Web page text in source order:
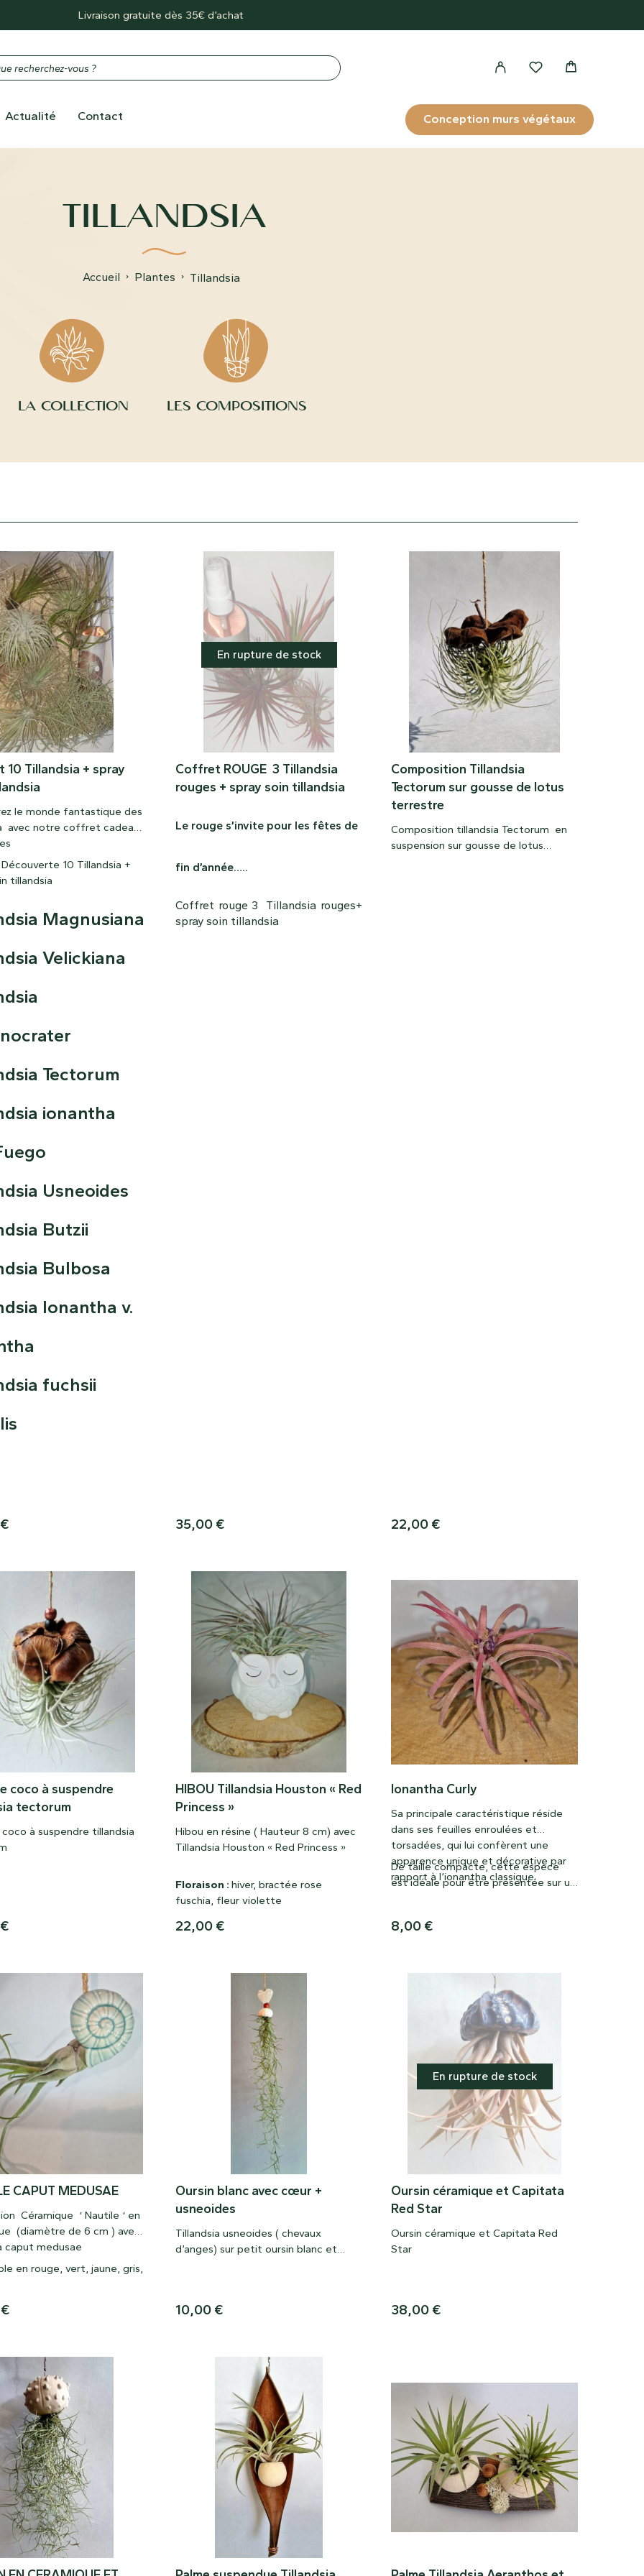
Livraison gratuite dès 35€ d’achat
Actualité Contact Conception murs végétaux
TILLANDSIA
Accueil Plantes Tillandsia
LA COLLECTION LES COMPOSITIONS
10 Tillandsia + spray
le monde fantastique des
avec notre coffret cadeau
10 Tillandsia +
tillandsia
Magnusiana
Velickiana
Tectorum
ionantha
Usneoides
Butzii
Bulbosa
Ionantha v.
fuchsii
€
En rupture de stock
Coffret ROUGE 3 Tillandsia
rouges + spray soin tillandsia
Le rouge s’invite pour les fêtes de
fin d’année…..
Coffret rouge 3 Tillandsia rouges+
spray soin tillandsia
35,00 €
Composition Tillandsia
Tectorum sur gousse de lotus
terrestre
Composition tillandsia Tectorum en
suspension sur gousse de lotus
22,00 €
coco à suspendre
tectorum
à suspendre tillandsia
€
HIBOU Tillandsia Houston « Red
Princess »
Hibou en résine ( Hauteur 8 cm) avec
Tillandsia Houston « Red Princess »
Floraison : hiver, bractée rose
fuschia, fleur violette
22,00 €
Ionantha Curly
Sa principale caractéristique réside
dans ses feuilles enroulées et
torsadées, qui lui confèrent une
apparence unique et décorative par
rapport à l’ionantha classique.
De taille compacte, cette espèce
est idéale pour être présentée sur un
collection de tillandsias. Avec une
teintes plus intenses et, lors de la
floraison, elle peut arborer des
bractées rougeâtres associées à des
fleurs d’un violet profond, créant un
contraste spectaculaire.
8,00 €
CAPUT MEDUSAE
Céramique ‘ Nautile ‘ en
(diamètre de 6 cm ) avec
caput medusae
en rouge, vert, jaune, gris,
€
Oursin blanc avec cœur +
usneoides
Tillandsia usneoides ( chevaux
d’anges) sur petit oursin blanc et
10,00 €
En rupture de stock
Oursin céramique et Capitata
Red Star
Oursin céramique et Capitata Red
Star
38,00 €